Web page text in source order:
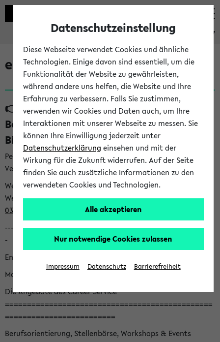
eKVV
eKVV News
👉 Neue Angebote zur
Berufsorientierung an der Universität
Bielefeld (31.07.26)
Per E-Mail eingestellt von career@uni-bielefeld.de an den
Verteiler 'Alle Studierenden':
Webansicht /
Webview <https://t9be21bfb.emailsys1a.net/mailing/203/932
0396/1007481/2/5c029be88e/index.html>
-----------------------------------------------------------------------
-
English version below
Monatsnewsletter August '26
Die Angebote des Career Service
===============================================
=========================
Berufsorientierung, Stellenbörse, Workshops & Events
Datenschutzeinstellung
Diese Webseite verwendet Cookies und ähnliche
Technologien. Einige davon sind essentiell, um die
Funktionalität der Website zu gewährleisten,
während andere uns helfen, die Website und Ihre
Erfahrung zu verbessern. Falls Sie zustimmen,
verwenden wir Cookies und Daten auch, um Ihre
Interaktionen mit unserer Webseite zu messen. Sie
können Ihre Einwilligung jederzeit unter
Datenschutzerklärung einsehen und mit der
Wirkung für die Zukunft widerrufen. Auf der Seite
finden Sie auch zusätzliche Informationen zu den
verwendeten Cookies und Technologien.
Alle akzeptieren
Nur notwendige Cookies zulassen
Impressum Datenschutz Barrierefreiheit